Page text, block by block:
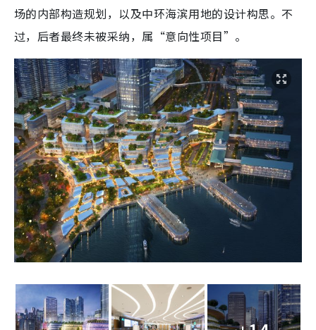
场的内部构造规划，以及中环海滨用地的设计构思。不
过，后者最终未被采纳，属“意向性项目”。